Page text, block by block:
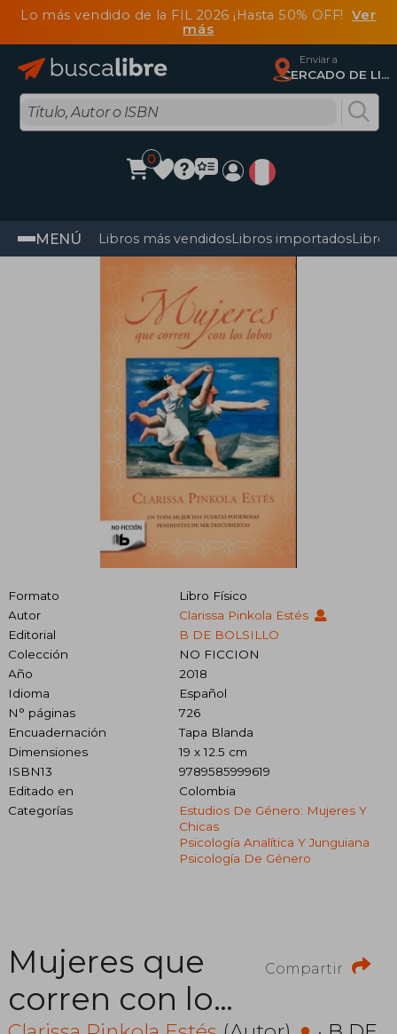
Lo más vendido de la FIL 2026 ¡Hasta 50% OFF! Ver
más
Enviar a
CERCADO DE LIMA, Lima
0
MENÚ Libros más vendidosLibros importadosLibros
Formato
Libro Físico
Autor
Clarissa Pinkola Estés
Editorial
B DE BOLSILLO
Colección
NO FICCION
Año
2018
Idioma
Español
N° páginas
726
Encuadernación
Tapa Blanda
Dimensiones
19 x 12.5 cm
ISBN13
9789585999619
Editado en
Colombia
Categorías
Estudios De Género: Mujeres Y
Chicas
Psicología Analítica Y Junguiana
Psicología De Género
Compartir
Mujeres que
corren con los